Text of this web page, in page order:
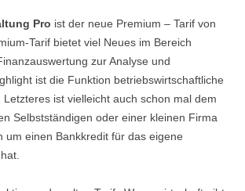
Pro ist der neue Premium – Tarif von
Tarif bietet viel Neues im Bereich
zur Analyse und
ist die Funktion betriebswirtschaftliche
Letzteres ist vielleicht auch schon mal dem
Selbstständigen oder einer kleinen Firma
um einen Bankkredit für das eigene